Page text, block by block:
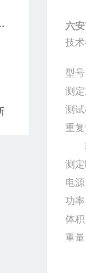
六
技
型
测
测
重
粗
测
电
功
体
重